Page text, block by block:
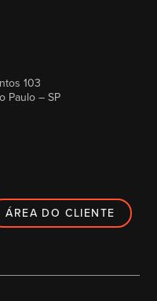
103
Paulo – SP
ÁREA DO CLIENTE